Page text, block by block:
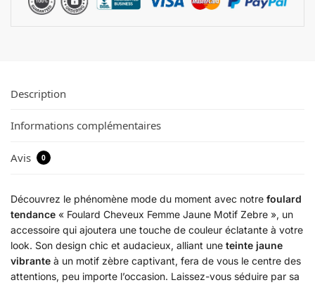
Description
Informations complémentaires
Avis 0
Découvrez le phénomène mode du moment avec notre foulard
tendance « Foulard Cheveux Femme Jaune Motif Zebre », un
accessoire qui ajoutera une touche de couleur éclatante à votre
look. Son design chic et audacieux, alliant une teinte jaune
vibrante à un motif zèbre captivant, fera de vous le centre des
attentions, peu importe l’occasion. Laissez-vous séduire par sa